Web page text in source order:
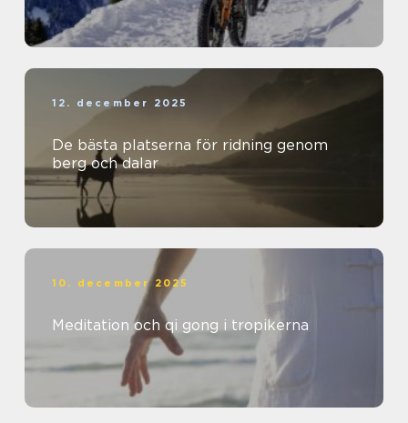
12. december 2025
De bästa platserna för ridning genom
berg och dalar
10. december 2025
Meditation och qi gong i tropikerna